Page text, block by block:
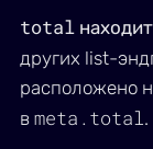
total
других list-
расположено
в meta.total.